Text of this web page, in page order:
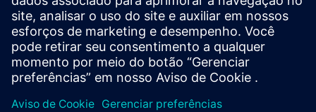
número de dispositivos e converter aplicativos em
software. Isso exigiu uma inovação: PLCs virtuais.